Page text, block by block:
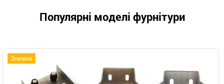
Популярні моделі фурнітури
Знижка